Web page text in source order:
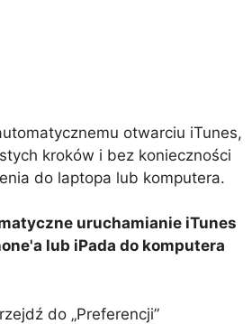
otwarciu iTunes,
kroków i bez konieczności
do laptopa lub komputera.
uruchamianie iTunes
lub iPada do komputera
do „Preferencji”